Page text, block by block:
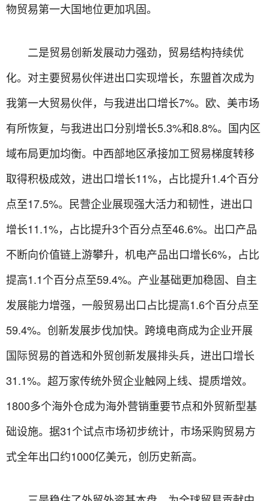
物贸易第一大国地位更加巩固。
二是贸易创新发展动力强劲，贸易结构持续优
化。对主要贸易伙伴进出口实现增长，东盟首次成为
我第一大贸易伙伴，与我进出口增长7%。欧、美市场
有所恢复，与我进出口分别增长5.3%和8.8%。国内区
域布局更加均衡。中西部地区承接加工贸易梯度转移
取得积极成效，进出口增长11%，占比提升1.4个百分
点至17.5%。民营企业展现强大活力和韧性，进出口
增长11.1%，占比提升3个百分点至46.6%。出口产品
不断向价值链上游攀升，机电产品出口增长6%，占比
提高1.1个百分点至59.4%。产业基础更加稳固、自主
发展能力增强，一般贸易出口占比提高1.6个百分点至
59.4%。创新发展步伐加快。跨境电商成为企业开展
国际贸易的首选和外贸创新发展排头兵，进出口增长
31.1%。超万家传统外贸企业触网上线、提质增效。
1800多个海外仓成为海外营销重要节点和外贸新型基
础设施。据31个试点市场初步统计，市场采购贸易方
式全年出口约1000亿美元，创历史新高。